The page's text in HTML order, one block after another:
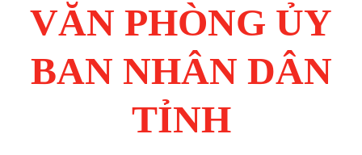
VĂN PHÒNG ỦY
BAN NHÂN DÂN
TỈNH